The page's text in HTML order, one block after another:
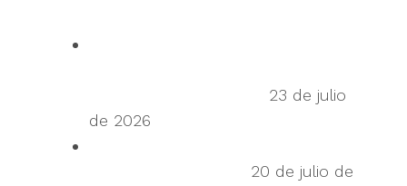
23 de julio
de 2026
20 de julio de